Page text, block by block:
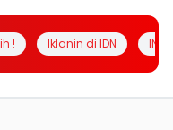
! Iklanin di IDN